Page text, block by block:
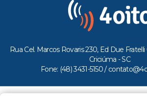
Rua Cel. Marcos Rovaris 230, Ed Due Fratelli
Criciúma - SC
Fone: (48) 3431-5150 /